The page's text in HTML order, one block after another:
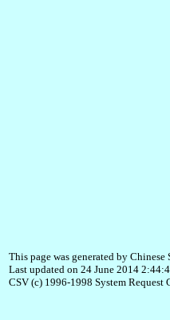
This page was generated by Chinese
Last updated on 24 June 2014
CSV (c) 1996-1998 System Request